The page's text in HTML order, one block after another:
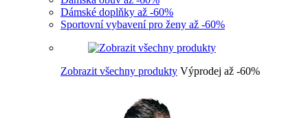
Dámské doplňky až -60%
Sportovní vybavení pro ženy až -60%
Zobrazit všechny produkty Výprodej až -60%